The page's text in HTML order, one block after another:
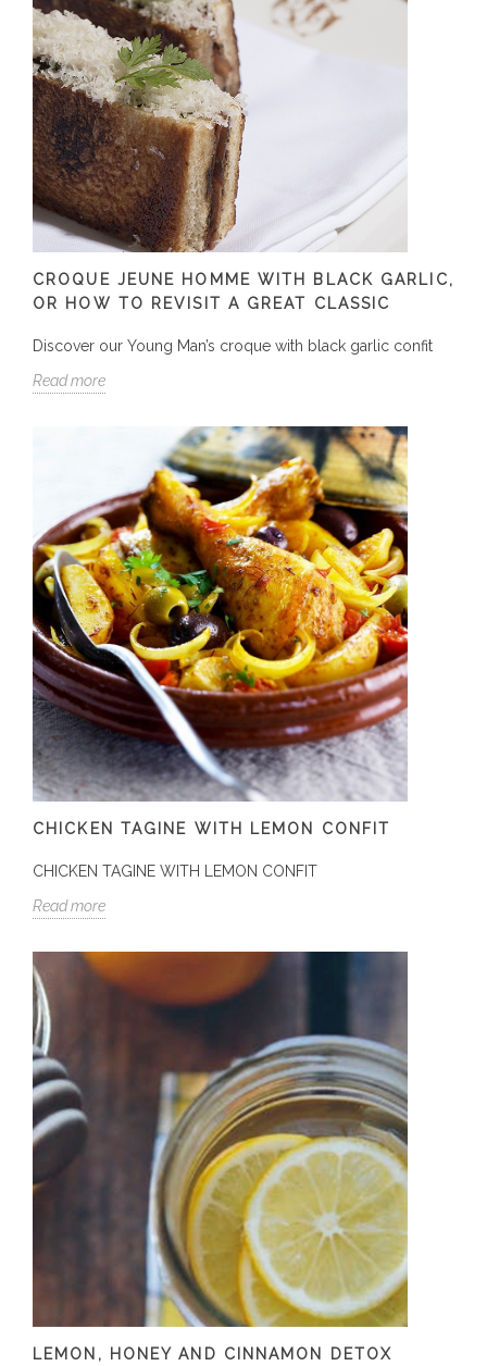
CROQUE JEUNE HOMME WITH BLACK GARLIC,
OR HOW TO REVISIT A GREAT CLASSIC
Discover our Young Man’s croque with black garlic confit
Read more
CHICKEN TAGINE WITH LEMON CONFIT
CHICKEN TAGINE WITH LEMON CONFIT
Read more
LEMON, HONEY AND CINNAMON DETOX